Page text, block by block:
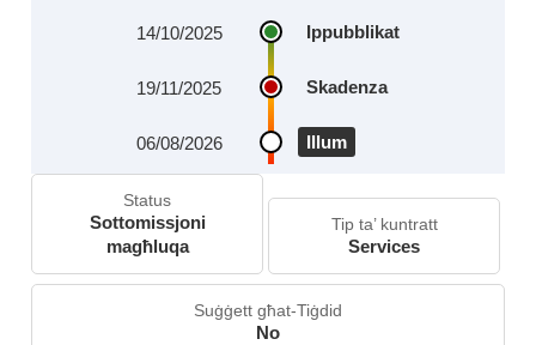
Ippubblikat
14/10/2025
Skadenza
19/11/2025
Illum
06/08/2026
Status
Sottomissjoni
magħluqa
Tip ta’ kuntratt
Services
Suġġett għat-Tiġdid
No